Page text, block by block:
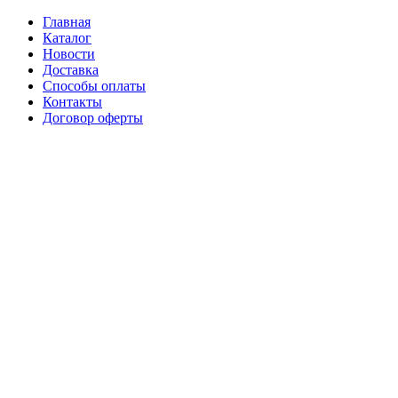
Главная
Каталог
Новости
Доставка
Способы оплаты
Контакты
Договор оферты